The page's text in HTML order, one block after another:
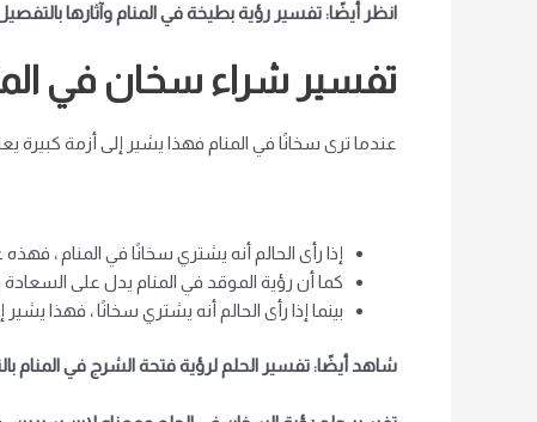
انظر أيضًا: تفسير رؤية بطيخة في المنام وآثارها
تفسير شراء سخان في
عندما ترى سخانًا في المنام فهذا يشير إلى أزمة كبيرة
إذا رأى الحالم أنه يشتري سخانًا في المنام ،
كما أن رؤية الموقد في المنام يدل على السعادة
بينما إذا رأى الحالم أنه يشتري سخانًا ، فهذا
شاهد أيضًا: تفسير الحلم لرؤية فتحة الشرج في المنام